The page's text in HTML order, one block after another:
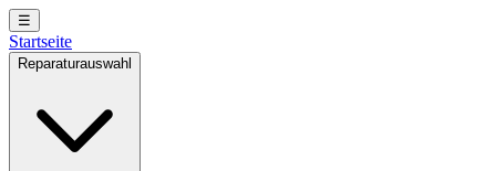
☰
Startseite
Reparaturauswahl